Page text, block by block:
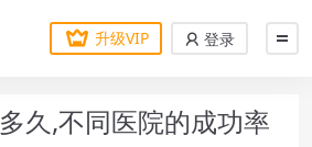
升级VIP 登录
久,不同医院的成功率